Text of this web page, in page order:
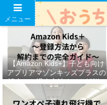
【Amazon Kids+】子ども向け
アプリアマゾンキッズプラスの
設定から退会方法までを解説ᵕ̈*
メニュー